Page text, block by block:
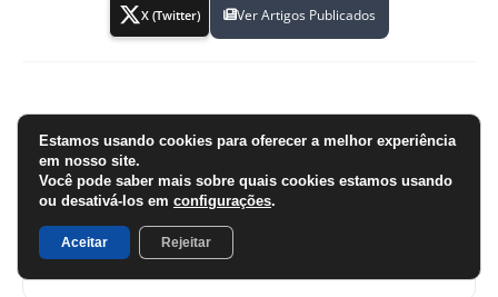
X (Twitter) Ver Artigos Publicados
PREVISÃO DO TEMPO PARA A SUA CIDADE
BUSCAR
Estamos usando cookies para oferecer a melhor experiência
em nosso site.
Você pode saber mais sobre quais cookies estamos usando
ou desativá-los em configurações.
Aceitar Rejeitar